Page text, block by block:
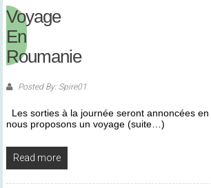
Voyage
En
Roumanie
Posted By: Spire01
Les sorties à la journée seront annoncées
nous proposons un voyage (suite…)
Read more